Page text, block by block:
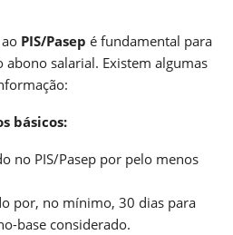
PIS/Pasep é fundamental para
salarial. Existem algumas
básicos:
no PIS/Pasep por pelo menos
por, no mínimo, 30 dias para
base considerado.